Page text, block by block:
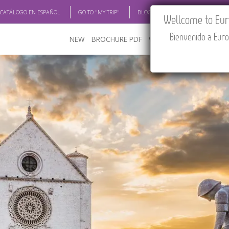
EN ESPAÑOL GO TO "MY TRIP" BLOG
NEW BROCHURE PDF WHERE TO BUY
Wellcome to
Bienvenido a